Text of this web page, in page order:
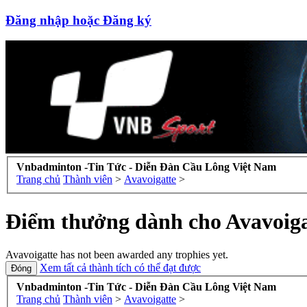
Đăng nhập hoặc Đăng ký
Vnbadminton -Tin Tức - Diễn Đàn Cầu Lông Việt Nam
Trang chủ Thành viên > Avavoigatte >
Điểm thưởng dành cho
Avavoigatte has not been awarded any trophies yet.
Xem tất cả thành tích có thể đạt được
Vnbadminton -Tin Tức - Diễn Đàn Cầu Lông Việt Nam
Trang chủ Thành viên > Avavoigatte >